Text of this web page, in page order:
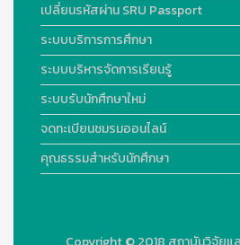
เปลี่ยนรหัสผ่าน SRU Passport
ระบบบริการการศึกษา
ระบบบริหารจัดการเรียนรู้
ระบบรับนักศึกษาใหม่
จดทะเบียนชมรมออนไลน์
คุณธรรมสำหรับนักศึกษา